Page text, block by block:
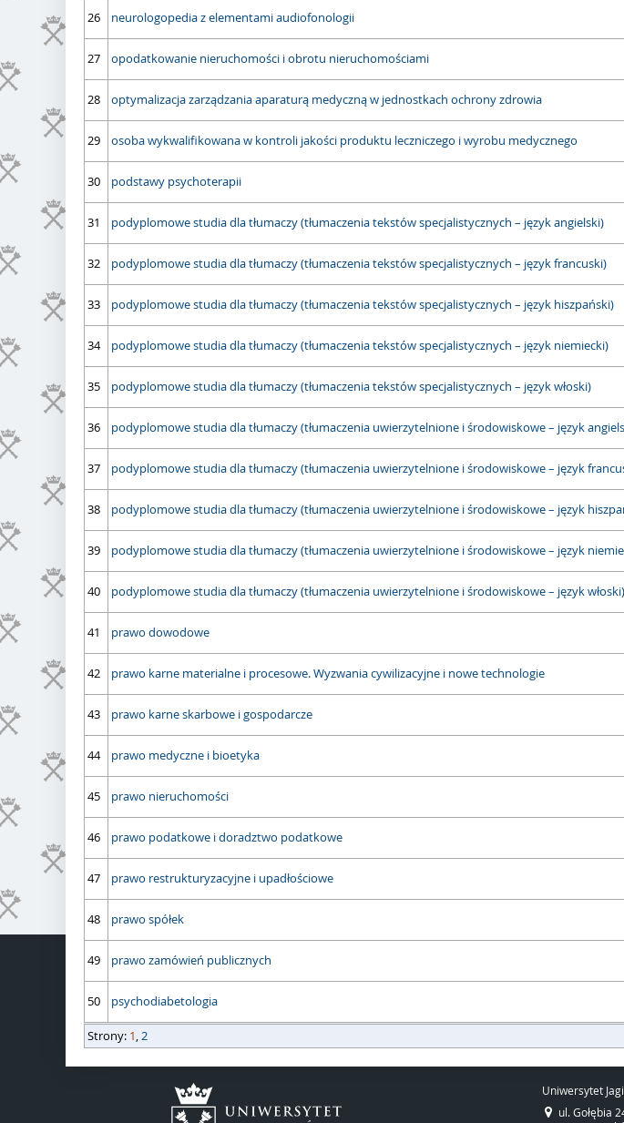
26
neurologopedia z elementami audiofonologii
27
opodatkowanie nieruchomości i obrotu nieruchomościami
28
optymalizacja zarządzania aparaturą medyczną w jednostkach ochrony zdrowia
29
osoba wykwalifikowana w kontroli jakości produktu leczniczego i wyrobu medycznego
30
podstawy psychoterapii
31
podyplomowe studia dla tłumaczy (tłumaczenia tekstów specjalistycznych – język angielski)
32
podyplomowe studia dla tłumaczy (tłumaczenia tekstów specjalistycznych – język francuski)
33
podyplomowe studia dla tłumaczy (tłumaczenia tekstów specjalistycznych – język hiszpański)
34
podyplomowe studia dla tłumaczy (tłumaczenia tekstów specjalistycznych – język niemiecki)
35
podyplomowe studia dla tłumaczy (tłumaczenia tekstów specjalistycznych – język włoski)
36
podyplomowe studia dla tłumaczy (tłumaczenia uwierzytelnione i środowiskowe – język
37
podyplomowe studia dla tłumaczy (tłumaczenia uwierzytelnione i środowiskowe – język
38
podyplomowe studia dla tłumaczy (tłumaczenia uwierzytelnione i środowiskowe – język
39
podyplomowe studia dla tłumaczy (tłumaczenia uwierzytelnione i środowiskowe – język
40
podyplomowe studia dla tłumaczy (tłumaczenia uwierzytelnione i środowiskowe – język włoski)
41
prawo dowodowe
42
prawo karne materialne i procesowe. Wyzwania cywilizacyjne i nowe technologie
43
prawo karne skarbowe i gospodarcze
44
prawo medyczne i bioetyka
45
prawo nieruchomości
46
prawo podatkowe i doradztwo podatkowe
47
prawo restrukturyzacyjne i upadłościowe
48
prawo spółek
49
prawo zamówień publicznych
50
psychodiabetologia
strony
Strony: 1,2
długość strony
Uniwersytet
ul. Gołębia